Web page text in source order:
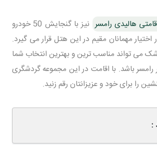
هالیدی رامسر
نیز با گنجایش 50 خودرو
مهمانان مقیم در این هتل قرار می گیرد.
می تواند مناسب ترین و بهترین انتخاب شما
رامسر باشد. با اقامت در این مجموعه گردشگری
را برای خود و عزیزانتان رقم زنید.
: